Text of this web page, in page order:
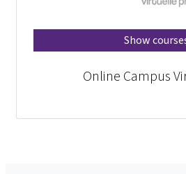
Show
Online Campus